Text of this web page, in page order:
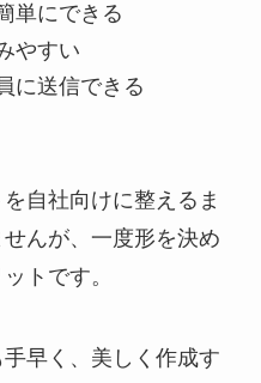
単にできる
やすい
に送信できる
自社向けに整えるま
んが、一度形を決め
トです。
早く、美しく作成す